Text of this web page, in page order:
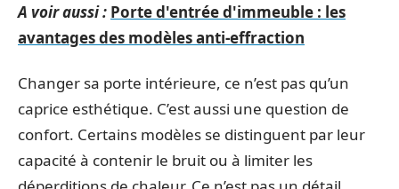
A voir aussi : Porte d'entrée d'immeuble : les
avantages des modèles anti-effraction
Changer sa porte intérieure, ce n’est pas qu’un
caprice esthétique. C’est aussi une question de
confort. Certains modèles se distinguent par leur
capacité à contenir le bruit ou à limiter les